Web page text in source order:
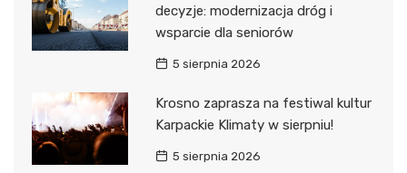
decyzje: modernizacja dróg i
wsparcie dla seniorów
5 sierpnia 2026
Krosno zaprasza na festiwal kultur
Karpackie Klimaty w sierpniu!
5 sierpnia 2026